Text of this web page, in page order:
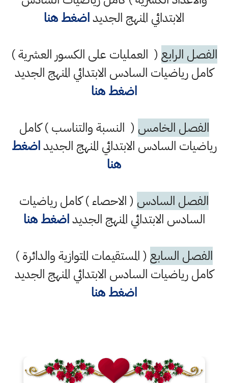
الابتدائي المنهج الجديداضغط هنا
الفصل الرابع ( العمليات على الكسور العشرية )
كامل رياضيات السادس الابتدائي المنهج الجديد
اضغط هنا
الفصل الخامس ( النسبة والتناسب ) كامل
رياضيات السادس الابتدائي المنهج الجديداضغط
هنا
الفصل السادس ( الاحصاء ) كامل رياضيات
السادس الابتدائي المنهج الجديداضغط هنا
الفصل السابع ( المستقيمات المتوازية والدائرة )
كامل رياضيات السادس الابتدائي المنهج الجديد
اضغط هنا